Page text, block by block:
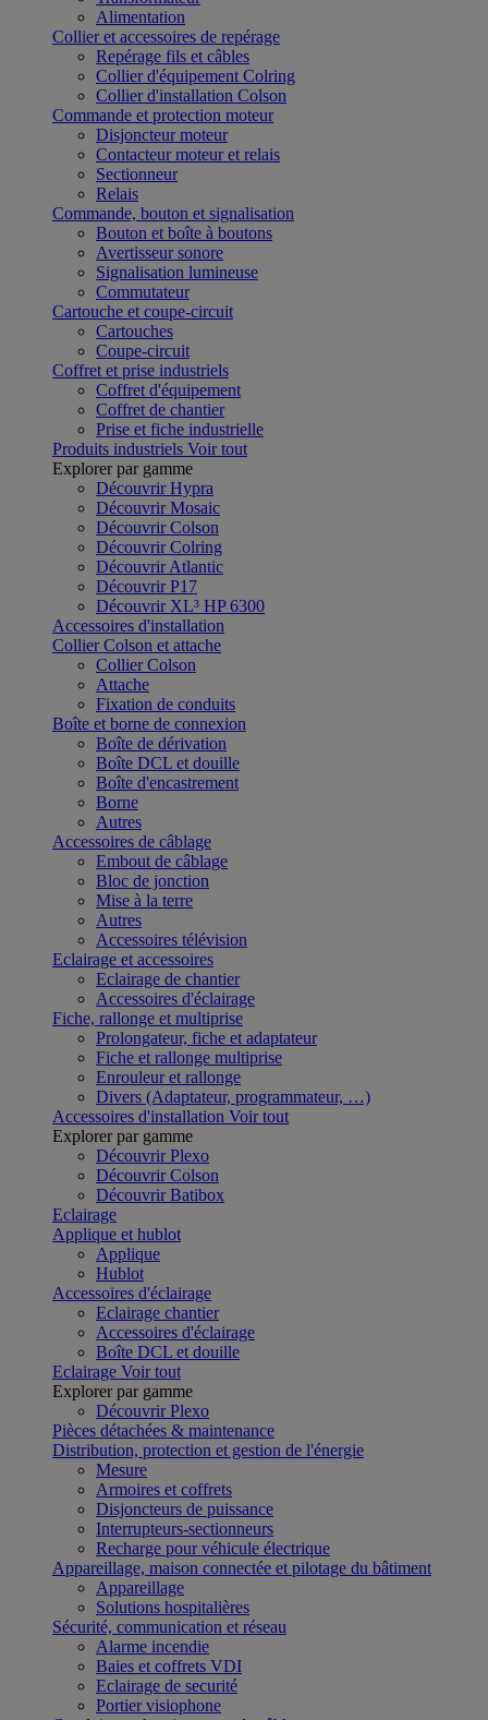
Alimentation
Collier et accessoires de repérage
Repérage fils et câbles
Collier d'équipement Colring
Collier d'installation Colson
Commande et protection moteur
Disjoncteur moteur
Contacteur moteur et relais
Sectionneur
Relais
Commande, bouton et signalisation
Bouton et boîte à boutons
Avertisseur sonore
Signalisation lumineuse
Commutateur
Cartouche et coupe-circuit
Cartouches
Coupe-circuit
Coffret et prise industriels
Coffret d'équipement
Coffret de chantier
Prise et fiche industrielle
Produits industriels Voir tout
Explorer par gamme
Découvrir Hypra
Découvrir Mosaic
Découvrir Colson
Découvrir Colring
Découvrir Atlantic
Découvrir P17
Découvrir XL³ HP 6300
Accessoires d'installation
Collier Colson et attache
Collier Colson
Attache
Fixation de conduits
Boîte et borne de connexion
Boîte de dérivation
Boîte DCL et douille
Boîte d'encastrement
Borne
Autres
Accessoires de câblage
Embout de câblage
Bloc de jonction
Mise à la terre
Autres
Accessoires télévision
Eclairage et accessoires
Eclairage de chantier
Accessoires d'éclairage
Fiche, rallonge et multiprise
Prolongateur, fiche et adaptateur
Fiche et rallonge multiprise
Enrouleur et rallonge
Divers (Adaptateur, programmateur, …)
Accessoires d'installation Voir tout
Explorer par gamme
Découvrir Plexo
Découvrir Colson
Découvrir Batibox
Eclairage
Applique et hublot
Applique
Hublot
Accessoires d'éclairage
Eclairage chantier
Accessoires d'éclairage
Boîte DCL et douille
Eclairage Voir tout
Explorer par gamme
Découvrir Plexo
Pièces détachées & maintenance
Distribution, protection et gestion de l'énergie
Mesure
Armoires et coffrets
Disjoncteurs de puissance
Interrupteurs-sectionneurs
Recharge pour véhicule électrique
Appareillage, maison connectée et pilotage du bâtiment
Appareillage
Solutions hospitalières
Sécurité, communication et réseau
Alarme incendie
Baies et coffrets VDI
Eclairage de securité
Portier visiophone